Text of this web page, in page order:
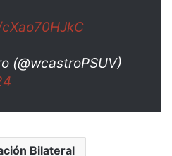
(@wcastroPSUV)
Bilateral